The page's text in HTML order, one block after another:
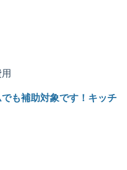
も補助対象です！ キッチ